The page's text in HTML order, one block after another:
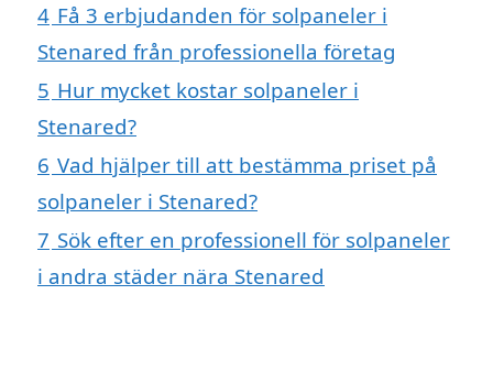
4 Få 3 erbjudanden för solpaneler i
Stenared från professionella företag
5 Hur mycket kostar solpaneler i
Stenared?
6 Vad hjälper till att bestämma priset på
solpaneler i Stenared?
7 Sök efter en professionell för solpaneler
i andra städer nära Stenared